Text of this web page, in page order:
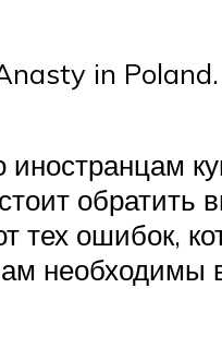
in Poland.
обратить
тех ошибок,
необходимы